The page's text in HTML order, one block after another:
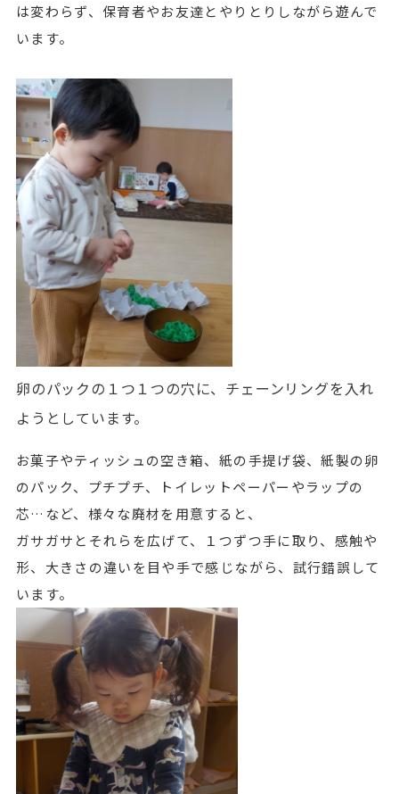
は変わらず、保育者やお友達とやりとりしながら遊んで
います。
卵のパックの１つ１つの穴に、チェーンリングを入れ
ようとしています。
お菓子やティッシュの空き箱、紙の手提げ袋、紙製の卵
のパック、プチプチ、トイレットペーパーやラップの
芯…など、様々な廃材を用意すると、
ガサガサとそれらを広げて、１つずつ手に取り、感触や
形、大きさの違いを目や手で感じながら、試行錯誤して
います。